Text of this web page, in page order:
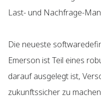
Last- und Nachfrage-
Die neueste
Emerson ist Teil eines
darauf ausgelegt ist,
zukunftssicher zu